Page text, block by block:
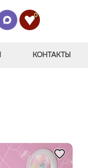
0
КОНТАКТЫ